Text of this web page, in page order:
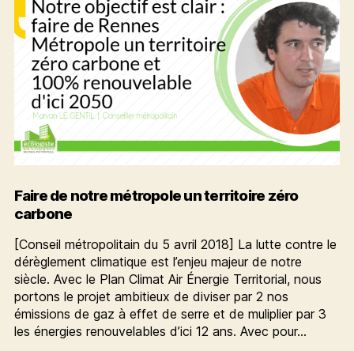
Faire de notre métropole un territoire zéro
carbone
[Conseil métropolitain du 5 avril 2018] La lutte contre le
dérèglement climatique est l’enjeu majeur de notre
siècle. Avec le Plan Climat Air Énergie Territorial, nous
portons le projet ambitieux de diviser par 2 nos
émissions de gaz à effet de serre et de muliplier par 3
les énergies renouvelables d’ici 12 ans. Avec pour…